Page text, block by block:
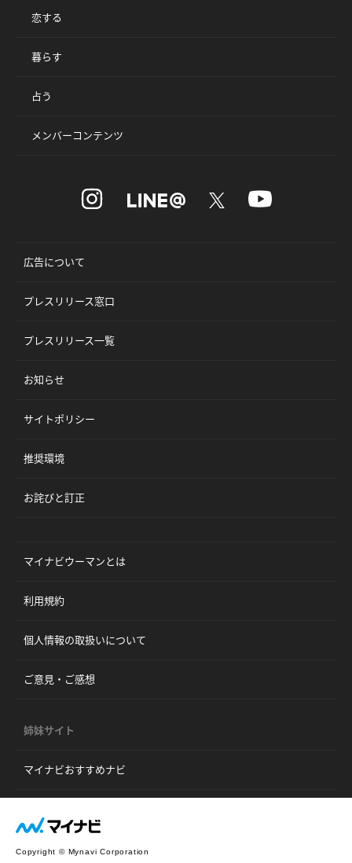
恋する
暮らす
占う
メンバーコンテンツ
広告について
プレスリリース窓口
プレスリリース一覧
お知らせ
サイトポリシー
推奨環境
お詫びと訂正
マイナビウーマンとは
利用規約
個人情報の取扱いについて
ご意見・ご感想
姉妹サイト
マイナビおすすめナビ
Copyright © Mynavi Corporation